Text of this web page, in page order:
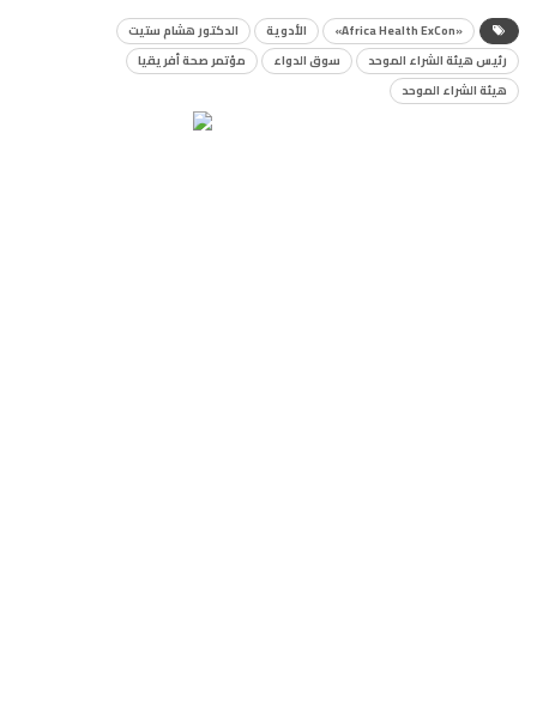
«Africa Health ExCon» الأدوية
الدكتور هشام ستيت
رئيس هيئة الشراء الموحد
سوق الدواء
مؤتمر صحة أفريقيا
هيئة الشراء الموحد